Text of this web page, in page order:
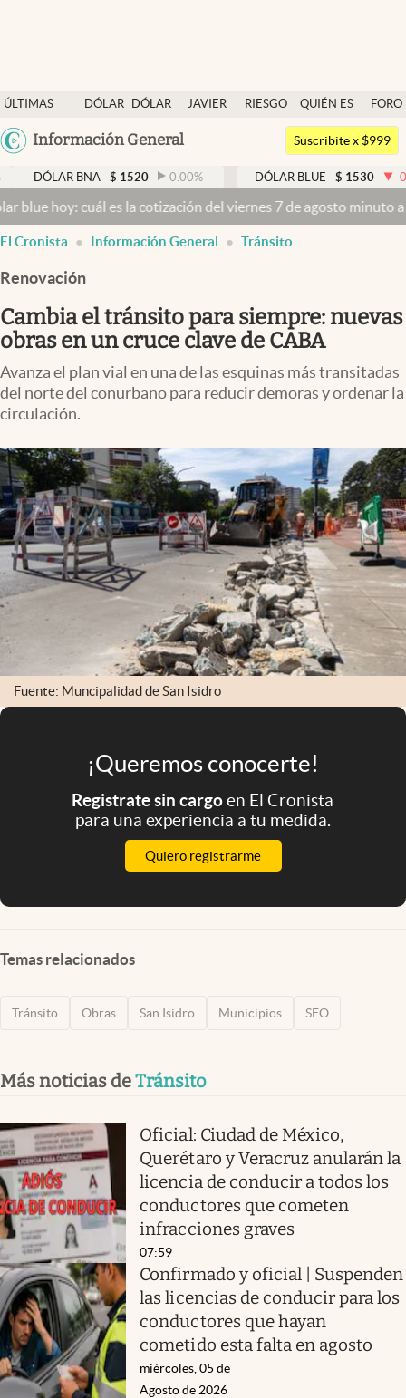
ÚLTIMAS
NOTICIAS
DÓLAR
DÓLAR
JAVIER
RIESGO
QUIÉN ES
QUIÉN
FORO
Argentina
México
Información General
Dólar
Members
Economía y Política
Finanzas y Mercados
Mercados Online
Negocios
Columnistas
Otras secciones
Apertura
Infotechnology
Clase
Clima
Mundial 2026
Eventos Corporativos
El Cronista Studio
Mediakit
abre en nueva pestaña
Argentina
Suscribite x $999
BNA $1520 0.00% DÓLAR BLUE $ 1530 -0.65%
es la cotización del viernes 7 de agosto minuto a minuto
El Cronista Información General Tránsito
Renovación
Cambia el tránsito para siempre: nuevas
obras en un cruce clave de CABA
Avanza el plan vial en una de las esquinas más transitadas
del norte del conurbano para reducir demoras y ordenar la
circulación.
Fuente: Muncipalidad de San Isidro
¡Queremos conocerte!
Registrate sin cargoen El Cronista
para una experiencia a tu medida.
Quiero registrarme
Temas relacionados
Tránsito Obras San Isidro Municipios SEO
Más noticias deTránsito
Oficial: Ciudad de México,
Querétaro y Veracruz anularán la
licencia de conducir a todos los
conductores que cometen
infracciones graves
07:59
Confirmado y oficial | Suspenden
las licencias de conducir para los
conductores que hayan
cometido esta falta en agosto
miércoles, 05 de
Agosto de 2026